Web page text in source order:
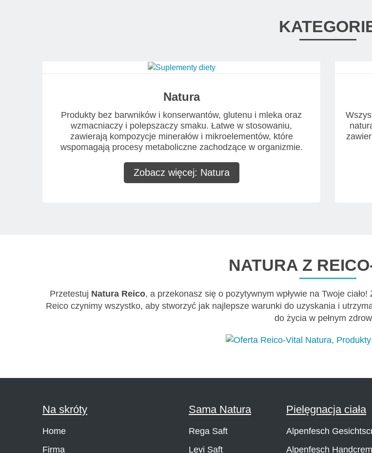
Natura
Produkty bez barwników i konserwantów, glutenu i mleka oraz
wzmacniaczy i polepszaczy smaku. Łatwe w stosowaniu,
zawierają kompozycje minerałów i mikroelementów, które
wspomagają procesy metaboliczne zachodzące w organizmie.
Zobacz więcej: Natura
NATURA Z
Przetestuj Natura Reico, a przekonasz się o pozytywnym wpływie na Twoje
Reico czynimy wszystko, aby stworzyć jak najlepsze warunki do uzyskania i
do życia w pełnym
Na skróty
Home
Firma
Sama Natura
Rega Saft
Levi Saft
Pielęgnacja ciała
Alpenfesch
Alpenfesch